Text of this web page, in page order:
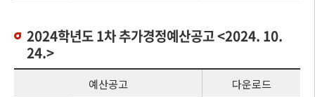
2024학년도 1차 추가경정예산공고 <2024. 10.
24.>
예산공고 다운로드